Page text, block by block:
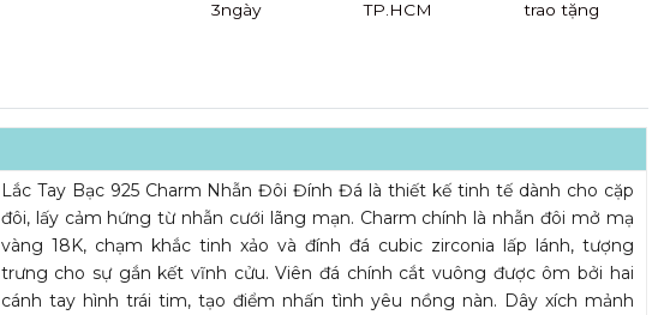
3ngày
TP.HCM
trao tặng
Lắc Tay Bạc 925 Charm Nhẫn Đôi Đính Đá là thiết kế tinh tế dành cho cặp
đôi, lấy cảm hứng từ nhẫn cưới lãng mạn. Charm chính là nhẫn đôi mở mạ
vàng 18K, chạm khắc tinh xảo và đính đá cubic zirconia lấp lánh, tượng
trưng cho sự gắn kết vĩnh cửu. Viên đá chính cắt vuông được ôm bởi hai
cánh tay hình trái tim, tạo điểm nhấn tình yêu nồng nàn. Dây xích mảnh